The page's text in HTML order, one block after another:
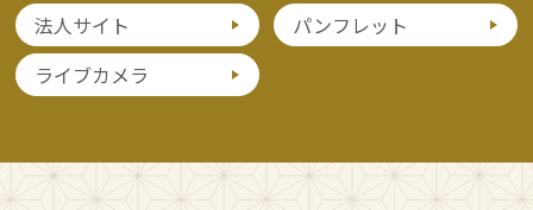
法人サイト
パンフレット
ライブカメラ